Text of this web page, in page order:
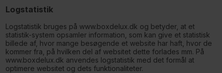
Logstatistik
Logstatistik bruges på www.boxdelux.dk og betyder, at et
statistik-system opsamler information, som kan give et statistisk
billede af, hvor mange besøgende et website har haft, hvor de
kommer fra, på hvilken del af websitet dette forlades mm. På
www.boxdelux.dk anvendes logstatistik med det formål at
optimere websitet og dets funktionaliteter.